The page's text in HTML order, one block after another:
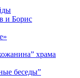
и Борис
храма
беседы”